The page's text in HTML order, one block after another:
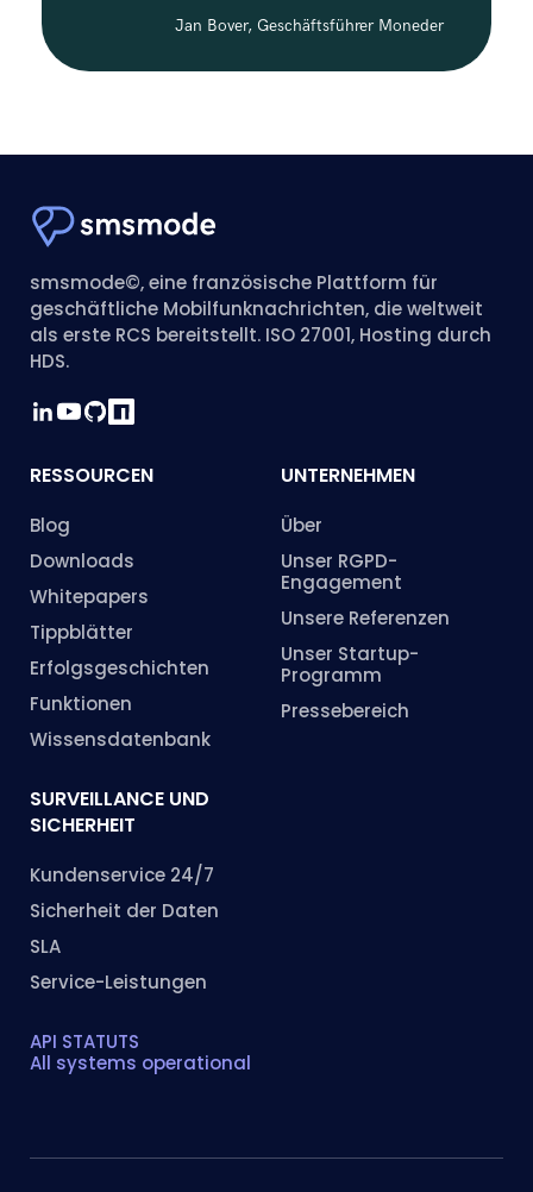
Jan Bover, Geschäftsführer Moneder
smsmode©, eine französische Plattform für
geschäftliche Mobilfunknachrichten, die weltweit
als erste RCS bereitstellt. ISO 27001, Hosting durch
HDS.
RESSOURCEN
Blog
Downloads
Whitepapers
Tippblätter
Erfolgsgeschichten
Funktionen
Wissensdatenbank
UNTERNEHMEN
Über
Unser RGPD-
Engagement
Unsere Referenzen
Unser Startup-
Programm
Pressebereich
SURVEILLANCE UND
SICHERHEIT
Kundenservice 24/7
Sicherheit der Daten
SLA
Service-Leistungen
API STATUTS
All systems operational